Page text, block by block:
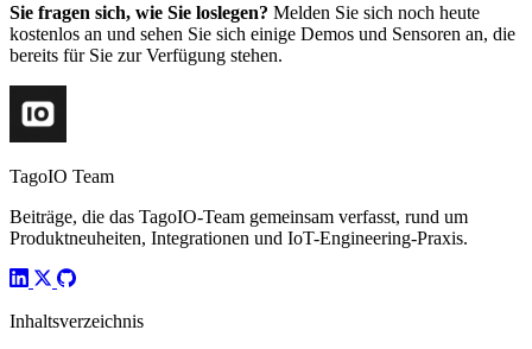
Sie fragen sich, wie Sie loslegen? Melden Sie sich noch heute
kostenlos an und sehen Sie sich einige Demos und Sensoren an, die
bereits für Sie zur Verfügung stehen.
TagoIO Team
Beiträge, die das TagoIO-Team gemeinsam verfasst, rund um
Produktneuheiten, Integrationen und IoT-Engineering-Praxis.
Inhaltsverzeichnis